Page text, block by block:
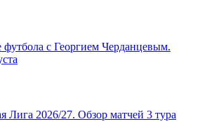
футбола с Георгием Черданцевым.
Лига 2026/27. Обзор матчей 3 тура